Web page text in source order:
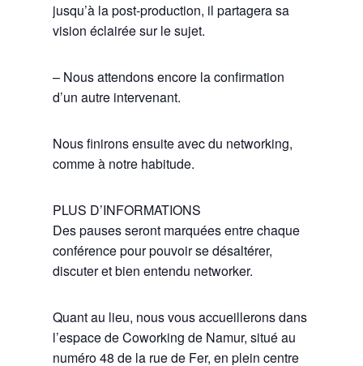
jusqu’à la post-production, il partagera sa
vision éclairée sur le sujet.
– Nous attendons encore la confirmation
d’un autre intervenant.
Nous finirons ensuite avec du networking,
comme à notre habitude.
PLUS D’INFORMATIONS
Des pauses seront marquées entre chaque
conférence pour pouvoir se désaltérer,
discuter et bien entendu networker.
Quant au lieu, nous vous accueillerons dans
l’espace de Coworking de Namur, situé au
numéro 48 de la rue de Fer, en plein centre